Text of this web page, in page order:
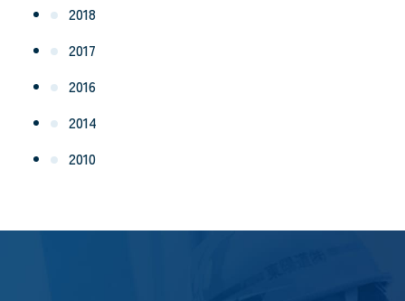
2018
2017
2016
2014
2010